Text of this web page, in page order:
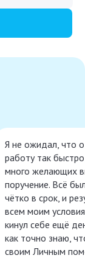
Я не ожидал, что
работу так
много желающих
поручение. Всё
чётко в срок, и
всем моим
кинул себе ещё
как точно знаю,
своим Личным